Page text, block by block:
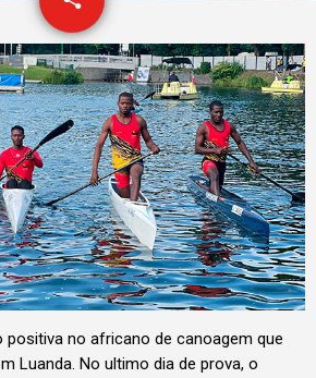
no africano de canoagem que
Luanda. No ultimo dia de prova, o